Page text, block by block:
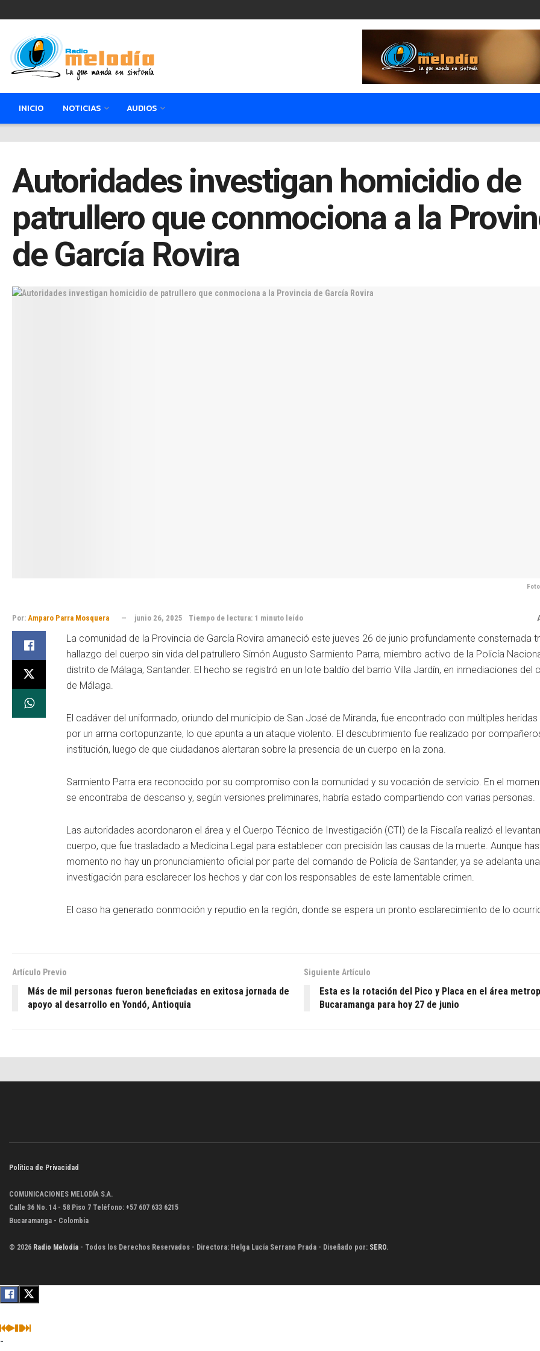
INICIO NOTICIAS AUDIOS
Autoridades investigan homicidio de
patrullero que conmociona a la
de García Rovira
Por: Amparo Parra Mosquera junio 26, 2025 Tiempo de lectura: 1 minuto leído
La comunidad de la Provincia de García Rovira amaneció este jueves 26 de junio profundamente consternada
hallazgo del cuerpo sin vida del patrullero Simón Augusto Sarmiento Parra, miembro activo de la Policía
distrito de Málaga, Santander. El hecho se registró en un lote baldío del barrio Villa Jardín, en inmediaciones del
de Málaga.
El cadáver del uniformado, oriundo del municipio de San José de Miranda, fue encontrado con múltiples
por un arma cortopunzante, lo que apunta a un ataque violento. El descubrimiento fue realizado por
institución, luego de que ciudadanos alertaran sobre la presencia de un cuerpo en la zona.
Sarmiento Parra era reconocido por su compromiso con la comunidad y su vocación de servicio. En el
se encontraba de descanso y, según versiones preliminares, habría estado compartiendo con varias personas.
Las autoridades acordonaron el área y el Cuerpo Técnico de Investigación (CTI) de la Fiscalía realizó el
cuerpo, que fue trasladado a Medicina Legal para establecer con precisión las causas de la muerte. Aunque
momento no hay un pronunciamiento oficial por parte del comando de Policía de Santander, ya se adelanta una
investigación para esclarecer los hechos y dar con los responsables de este lamentable crimen.
El caso ha generado conmoción y repudio en la región, donde se espera un pronto esclarecimiento de lo
Artículo Previo
Más de mil personas fueron beneficiadas en exitosa jornada de
apoyo al desarrollo en Yondó, Antioquia
Siguiente Artículo
Esta es la rotación del Pico y Placa en el área
Bucaramanga para hoy 27 de junio
Política de Privacidad
COMUNICACIONES MELODÍA S.A.
Calle 36 No. 14 - 58 Piso 7 Teléfono: +57 607 633 6215
Bucaramanga - Colombia
© 2026 Radio Melodía - Todos los Derechos Reservados - Directora: Helga Lucía Serrano Prada - Diseñado por: SERO.
-